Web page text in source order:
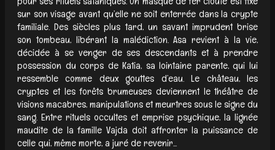
sur son visage avant qu’elle ne soit enterrée dans la crypte
familiale. Des siècles plus tard, un savant imprudent brise
son tombeau, libérant la malédiction. Asa revient à la vie,
décidée à se venger de ses descendants et à prendre
possession du corps de Katia, sa lointaine parente, qui lui
ressemble comme deux gouttes d’eau. Le château, les
cryptes et les forêts brumeuses deviennent le théâtre de
visions macabres, manipulations et meurtres sous le signe du
sang. Entre rituels occultes et emprise psychique, la lignée
maudite de la famille Vajda doit affronter la puissance de
celle qui, même morte, a juré de revenir...